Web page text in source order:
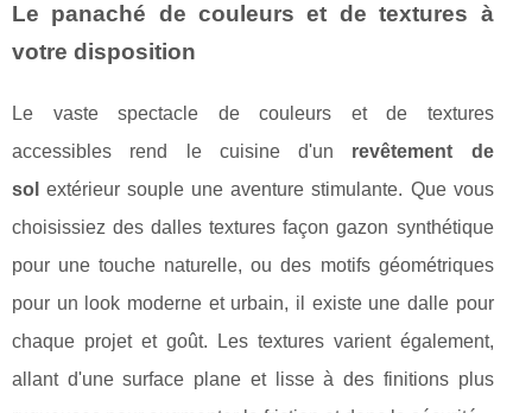
Le panaché de couleurs et de textures à
votre disposition
Le vaste spectacle de couleurs et de textures
accessibles rend le cuisine d'un revêtement de
sol extérieur souple une aventure stimulante. Que vous
choisissiez des dalles textures façon gazon synthétique
pour une touche naturelle, ou des motifs géométriques
pour un look moderne et urbain, il existe une dalle pour
chaque projet et goût. Les textures varient également,
allant d'une surface plane et lisse à des finitions plus